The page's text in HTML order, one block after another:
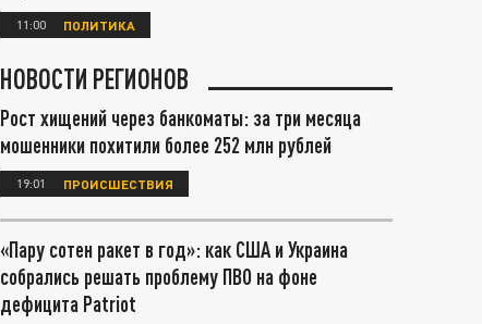
11:00 ПОЛИТИКА
НОВОСТИ РЕГИОНОВ
Рост хищений через банкоматы: за три месяца
мошенники похитили более 252 млн рублей
19:01 ПРОИСШЕСТВИЯ
«Пару сотен ракет в год»: как США и Украина
собрались решать проблему ПВО на фоне
дефицита Patriot